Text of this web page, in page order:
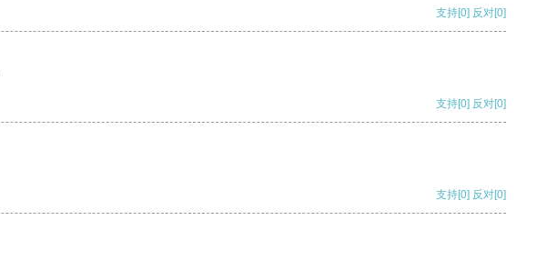
支持[0] 反对[0]
支持[0] 反对[0]
支持[0] 反对[0]